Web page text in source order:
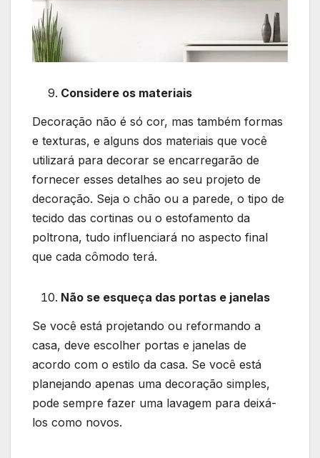
Considere os materiais
Decoração não é só cor, mas também formas
e texturas, e alguns dos materiais que você
utilizará para decorar se encarregarão de
fornecer esses detalhes ao seu projeto de
decoração. Seja o chão ou a parede, o tipo de
tecido das cortinas ou o estofamento da
poltrona, tudo influenciará no aspecto final
que cada cômodo terá.
Não se esqueça das portas e janelas
Se você está projetando ou reformando a
casa, deve escolher portas e janelas de
acordo com o estilo da casa. Se você está
planejando apenas uma decoração simples,
pode sempre fazer uma lavagem para deixá-
los como novos.